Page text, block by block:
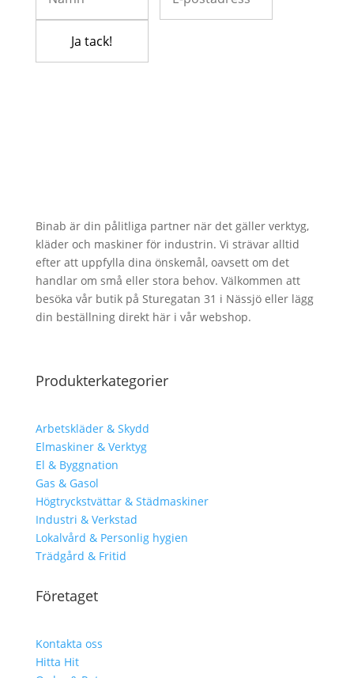
Binab är din pålitliga partner när det gäller verktyg,
kläder och maskiner för industrin. Vi strävar alltid
efter att uppfylla dina önskemål, oavsett om det
handlar om små eller stora behov. Välkommen att
besöka vår butik på Sturegatan 31 i Nässjö eller lägg
din beställning direkt här i vår webshop.
Produkterkategorier
Arbetskläder & Skydd
Elmaskiner & Verktyg
El & Byggnation
Gas & Gasol
Högtryckstvättar & Städmaskiner
Industri & Verkstad
Lokalvård & Personlig hygien
Trädgård & Fritid
Företaget
Kontakta oss
Hitta Hit